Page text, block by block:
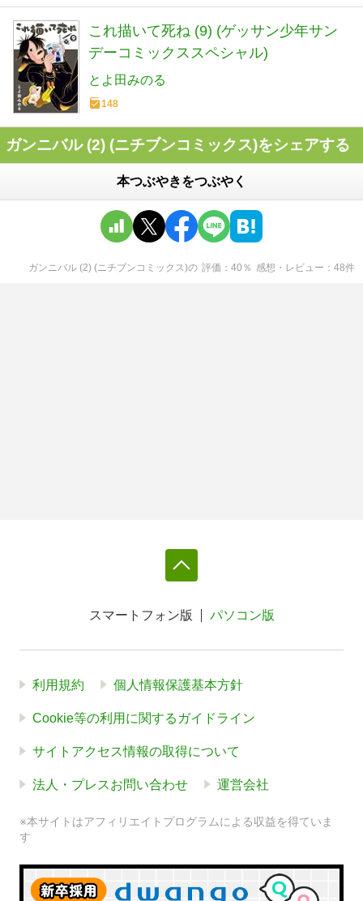
これ描いて死ね (9) (ゲッサン少年サン
デーコミックススペシャル)
とよ田みのる
148
ガンニバル (2) (ニチブンコミックス)をシェアする
本つぶやきをつぶやく
ガンニバル (2) (ニチブンコミックス)の 評価 40 ％ 感想・レビュー 48件
スマートフォン版 パソコン版
利用規約 個人情報保護基本方針
Cookie等の利用に関するガイドライン
サイトアクセス情報の取得について
法人・プレスお問い合わせ 運営会社
※本サイトはアフィリエイトプログラムによる収益を得ていま
す